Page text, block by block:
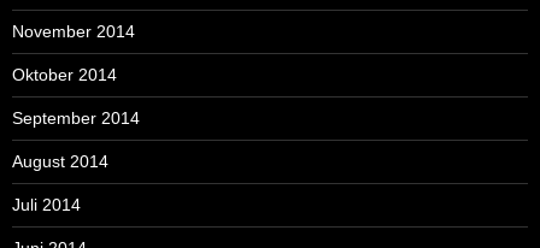
November 2014
Oktober 2014
September 2014
August 2014
Juli 2014